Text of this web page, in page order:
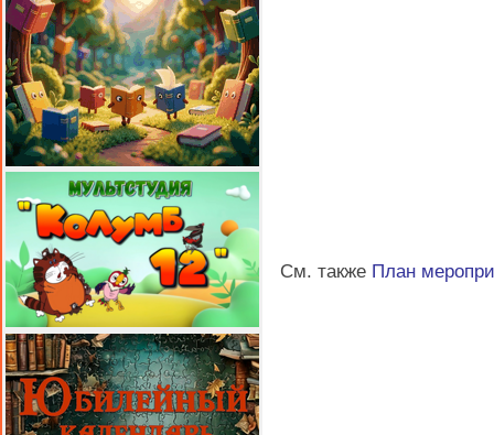
См. также План